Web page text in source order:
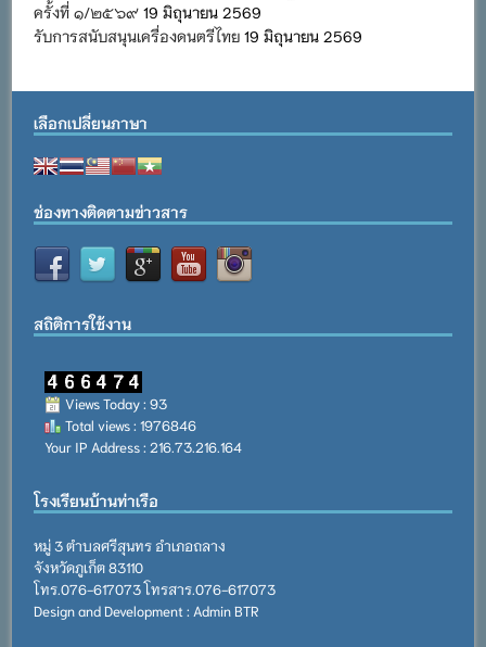
ครั้งที่ ๑/๒๕๖๙ 19 มิถุนายน 2569
รับการสนับสนุนเครื่องดนตรีไทย 19 มิถุนายน 2569
เลือกเปลี่ยนภาษา
ช่องทางติดตามข่าวสาร
สถิติการใช้งาน
Views Today : 93
Total views : 1976846
Your IP Address : 216.73.216.164
โรงเรียนบ้านท่าเรือ
หมู่ 3 ตำบลศรีสุนทร อำเภอถลาง
จังหวัดภูเก็ต 83110
โทร.076-617073 โทรสาร.076-617073
Design and Development : Admin BTR